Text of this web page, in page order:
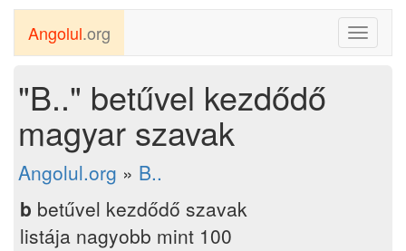
Toggle
Angolul.org
"B.." betűvel kezdődő
magyar szavak
Angolul.org » B..
b betűvel kezdődő szavak
listája nagyobb mint 100